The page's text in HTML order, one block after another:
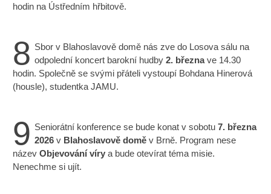
hodin na Ústředním hřbitově.
8 Sbor v Blahoslavově domě nás zve do Losova sálu na
odpolední koncert barokní hudby 2. březnave 14.30
hodin. Společně se svými přáteli vystoupí Bohdana Hinerová
(housle), studentka JAMU.
9 Seniorátní konference se bude konat v sobotu 7. března
2026v Blahoslavově doměv Brně. Program nese
názevObjevování víry a bude otevírat téma misie.
Nenechme si ujít.